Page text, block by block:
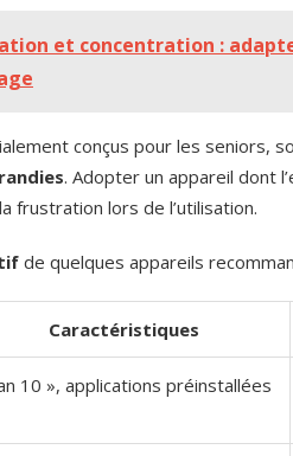
et concentration :
conçus pour les seniors,
. Adopter un appareil dont
frustration lors de l’utilisation.
de quelques appareils
Caractéristiques
10 », applications préinstallées